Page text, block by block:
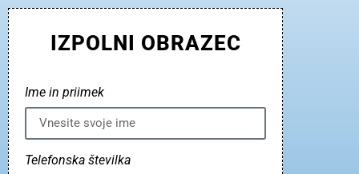
IZPOLNI OBRAZEC
Ime in priimek
Telefonska številka